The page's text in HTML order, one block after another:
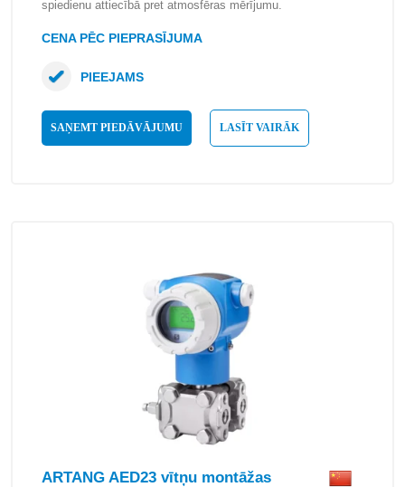
spiedienu attiecībā pret atmosfēras mērījumu.
CENA PĒC PIEPRASĪJUMA
SAŅEMT PIEDĀVĀJUMU LASĪT VAIRĀK
PIEEJAMS
ARTANG AED23 vītņu montāžas